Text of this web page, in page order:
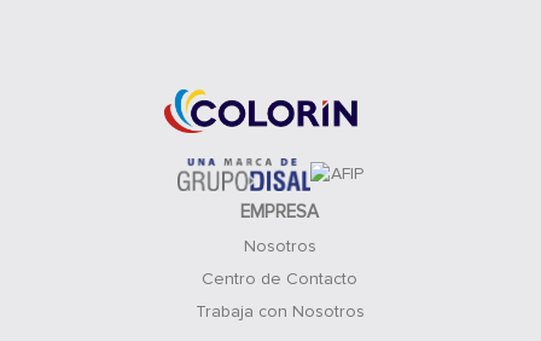
EMPRESA
Nosotros
Centro de Contacto
Trabaja con Nosotros